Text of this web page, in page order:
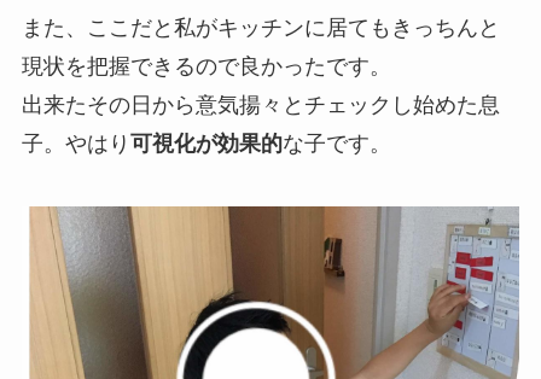
また、ここだと私がキッチンに居てもきっちんと
現状を把握できるので良かったです。
出来たその日から意気揚々とチェックし始めた息
子。やはり 可視化が効果的な子です。